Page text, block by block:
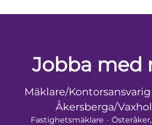
Jobba med
Mäklare/
Åkersberga/
Fastighetsmäklare ·